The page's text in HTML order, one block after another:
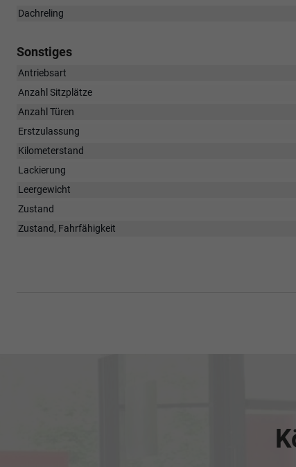
Dachreling
Sonstiges
Antriebsart
Anzahl Sitzplätze
Anzahl Türen
Erstzulassung
Kilometerstand
Lackierung
Leergewicht
Zustand
Zustand, Fahrfähigkeit